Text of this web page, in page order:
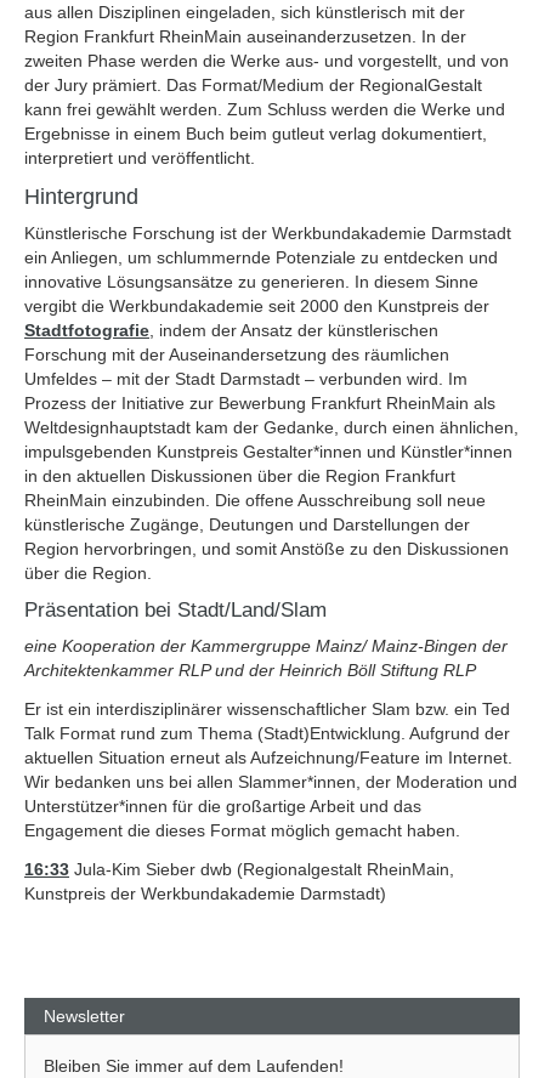
aus allen Disziplinen eingeladen, sich künstlerisch mit der
Region Frankfurt RheinMain auseinanderzusetzen. In der
zweiten Phase werden die Werke aus- und vorgestellt, und von
der Jury prämiert. Das Format/Medium der RegionalGestalt
kann frei gewählt werden. Zum Schluss werden die Werke und
Ergebnisse in einem Buch beim gutleut verlag dokumentiert,
interpretiert und veröffentlicht.
Hintergrund
Künstlerische Forschung ist der Werkbundakademie Darmstadt
ein Anliegen, um schlummernde Potenziale zu entdecken und
innovative Lösungsansätze zu generieren. In diesem Sinne
vergibt die Werkbundakademie seit 2000 den Kunstpreis der
Stadtfotografie, indem der Ansatz der künstlerischen
Forschung mit der Auseinandersetzung des räumlichen
Umfeldes – mit der Stadt Darmstadt – verbunden wird. Im
Prozess der Initiative zur Bewerbung Frankfurt RheinMain als
Weltdesignhauptstadt kam der Gedanke, durch einen ähnlichen,
impulsgebenden Kunstpreis Gestalter*innen und Künstler*innen
in den aktuellen Diskussionen über die Region Frankfurt
RheinMain einzubinden. Die offene Ausschreibung soll neue
künstlerische Zugänge, Deutungen und Darstellungen der
Region hervorbringen, und somit Anstöße zu den Diskussionen
über die Region.
Präsentation bei Stadt/Land/Slam
eine Kooperation der Kammergruppe Mainz/ Mainz-Bingen der
Architektenkammer RLP und der Heinrich Böll Stiftung RLP
Er ist ein interdisziplinärer wissenschaftlicher Slam bzw. ein Ted
Talk Format rund zum Thema (Stadt)Entwicklung. Aufgrund der
aktuellen Situation erneut als Aufzeichnung/Feature im Internet.
Wir bedanken uns bei allen Slammer*innen, der Moderation und
Unterstützer*innen für die großartige Arbeit und das
Engagement die dieses Format möglich gemacht haben.
16:33 Jula-Kim Sieber dwb (Regionalgestalt RheinMain,
Kunstpreis der Werkbundakademie Darmstadt)
Newsletter
Bleiben Sie immer auf dem Laufenden!